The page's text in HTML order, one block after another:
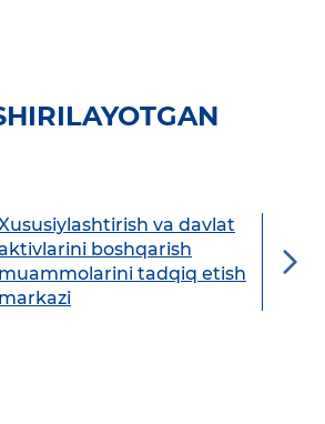
va davlat
boshqarish
muammolarini tadqiq etish
markazi